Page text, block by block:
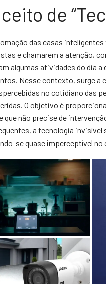
de
das casas
e chamarem a atenção,
algumas atividades do dia a
Nesse contexto, surge a
no cotidiano das
O objetivo é
que não precise de
a tecnologia invisível
se quase imperceptível no